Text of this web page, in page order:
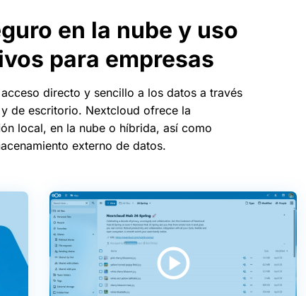
en la nube y uso
para empresas
directo y sencillo a los datos a través
de escritorio. Nextcloud ofrece la
local, en la nube o híbrida, así como
externo de datos.